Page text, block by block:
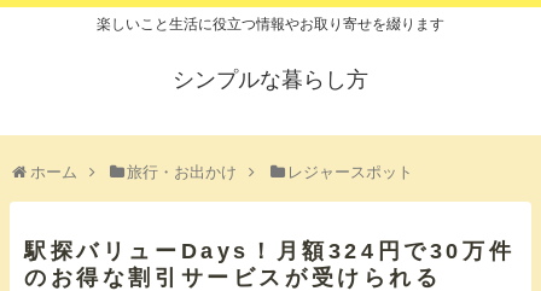
楽しいこと生活に役立つ情報やお取り寄せを綴ります
シンプルな暮らし方
ホーム 旅行・お出かけ レジャースポット
駅探バリューDays！月額324円で30万件
のお得な割引サービスが受けられる